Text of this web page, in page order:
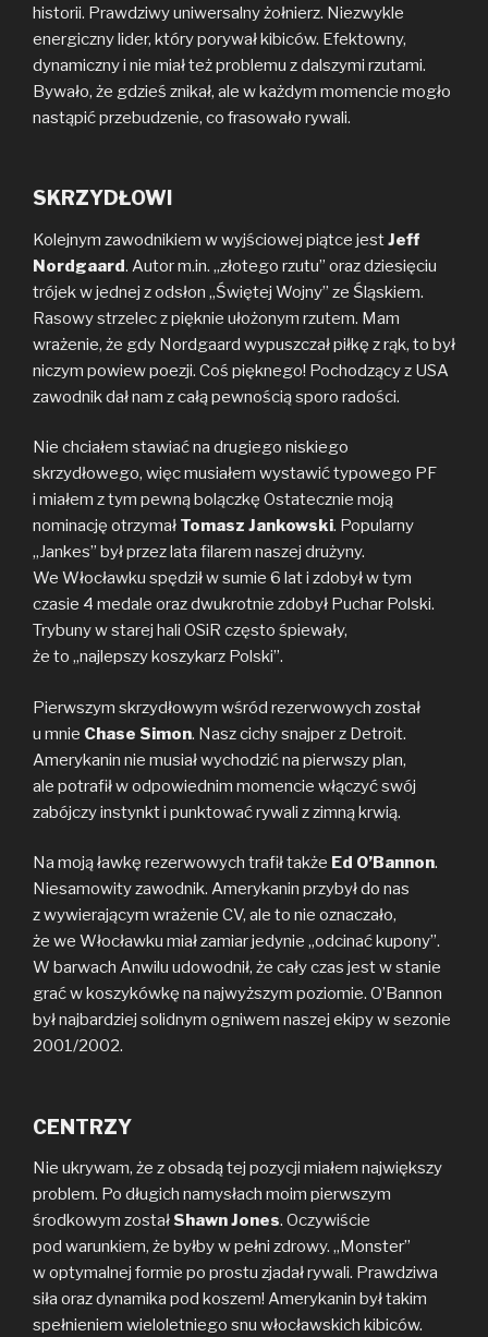
historii. Prawdziwy uniwersalny żołnierz. Niezwykle
energiczny lider, który porywał kibiców. Efektowny,
dynamiczny i nie miał też problemu z dalszymi rzutami.
Bywało, że gdzieś znikał, ale w każdym momencie mogło
nastąpić przebudzenie, co frasowało rywali.
SKRZYDŁOWI
Kolejnym zawodnikiem w wyjściowej piątce jestJeff
Nordgaard. Autor m.in. „złotego rzutu” oraz dziesięciu
trójek w jednej z odsłon „Świętej Wojny” ze Śląskiem.
Rasowy strzelec z pięknie ułożonym rzutem. Mam
wrażenie, że gdy Nordgaard wypuszczał piłkę z rąk, to był
niczym powiew poezji. Coś pięknego! Pochodzący z USA
zawodnik dał nam z całą pewnością sporo radości.
Nie chciałem stawiać na drugiego niskiego
skrzydłowego, więc musiałem wystawić typowego PF
i miałem z tym pewną bolączkę Ostatecznie moją
nominację otrzymał Tomasz Jankowski. Popularny
„Jankes” był przez lata filarem naszej drużyny.
We Włocławku spędził w sumie 6 lat i zdobył w tym
czasie 4 medale oraz dwukrotnie zdobył Puchar Polski.
Trybuny w starej hali OSiR często śpiewały,
że to „najlepszy koszykarz Polski”.
Pierwszym skrzydłowym wśród rezerwowych został
u mnie Chase Simon. Nasz cichy snajper z Detroit.
Amerykanin nie musiał wychodzić na pierwszy plan,
ale potrafił w odpowiednim momencie włączyć swój
zabójczy instynkt i punktować rywali z zimną krwią.
Na moją ławkę rezerwowych trafił także Ed O’Bannon.
Niesamowity zawodnik. Amerykanin przybył do nas
z wywierającym wrażenie CV, ale to nie oznaczało,
że we Włocławku miał zamiar jedynie „odcinać kupony”.
W barwach Anwilu udowodnił, że cały czas jest w stanie
grać w koszykówkę na najwyższym poziomie. O’Bannon
był najbardziej solidnym ogniwem naszej ekipy w sezonie
2001/2002.
CENTRZY
Nie ukrywam, że z obsadą tej pozycji miałem największy
problem. Po długich namysłach moim pierwszym
środkowym został Shawn Jones. Oczywiście
pod warunkiem, że byłby w pełni zdrowy. „Monster”
w optymalnej formie po prostu zjadał rywali. Prawdziwa
siła oraz dynamika pod koszem! Amerykanin był takim
spełnieniem wieloletniego snu włocławskich kibiców.